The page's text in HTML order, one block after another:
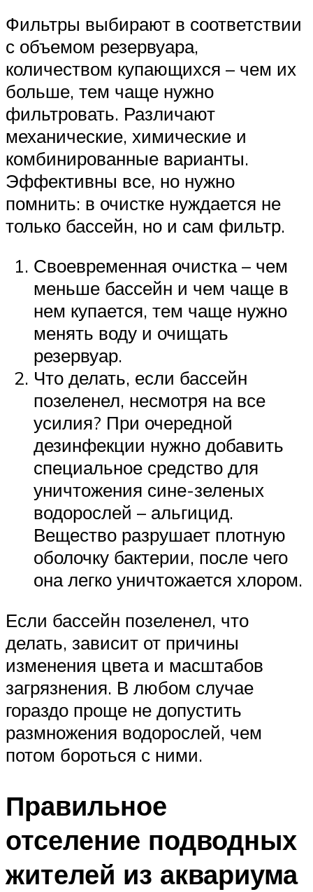
Фильтры выбирают в соответствии
с объемом резервуара,
количеством купающихся – чем их
больше, тем чаще нужно
фильтровать. Различают
механические, химические и
комбинированные варианты.
Эффективны все, но нужно
помнить: в очистке нуждается не
только бассейн, но и сам фильтр.
Своевременная очистка – чем
меньше бассейн и чем чаще в
нем купается, тем чаще нужно
менять воду и очищать
резервуар.
Что делать, если бассейн
позеленел, несмотря на все
усилия? При очередной
дезинфекции нужно добавить
специальное средство для
уничтожения сине-зеленых
водорослей – альгицид.
Вещество разрушает плотную
оболочку бактерии, после чего
она легко уничтожается хлором.
Если бассейн позеленел, что
делать, зависит от причины
изменения цвета и масштабов
загрязнения. В любом случае
гораздо проще не допустить
размножения водорослей, чем
потом бороться с ними.
Правильное
отселение подводных
жителей из аквариума